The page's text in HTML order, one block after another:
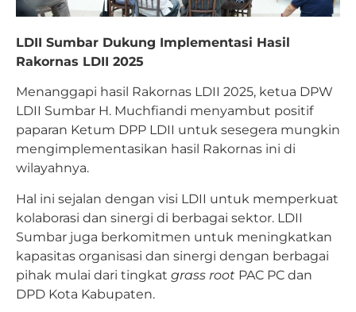
LDII Sumbar Dukung Implementasi Hasil
Rakornas LDII 2025
Menanggapi hasil Rakornas LDII 2025, ketua DPW
LDII Sumbar H. Muchfiandi menyambut positif
paparan Ketum DPP LDII untuk sesegera mungkin
mengimplementasikan hasil Rakornas ini di
wilayahnya.
Hal ini sejalan dengan visi LDII untuk memperkuat
kolaborasi dan sinergi di berbagai sektor. LDII
Sumbar juga berkomitmen untuk meningkatkan
kapasitas organisasi dan sinergi dengan berbagai
pihak mulai dari tingkat grass root PAC PC dan
DPD Kota Kabupaten.